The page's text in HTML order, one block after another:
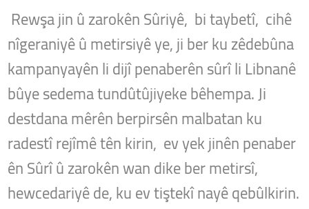
Rewşa jin û zarokên Sûriyê, bi taybetî, cihê
nîgeraniyê û metirsiyê ye, ji ber ku zêdebûna
kampanyayên li dijî penaberên sûrî li Libnanê
bûye sedema tundûtûjiyeke bêhempa. Ji
destdana mêrên berpirsên malbatan ku
radestî rejîmê tên kirin, ev yek jinên penaber
ên Sûrî û zarokên wan dike ber metirsî,
hewcedariyê de, ku ev tiştekî nayê qebûlkirin.